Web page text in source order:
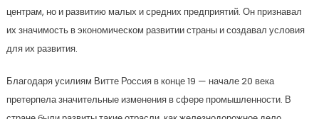
центрам, но и развитию малых и средних предприятий. Он признавал
их значимость в экономическом развитии страны и создавал условия
для их развития.
Благодаря усилиям Витте Россия в конце 19 — начале 20 века
претерпела значительные изменения в сфере промышленности. В